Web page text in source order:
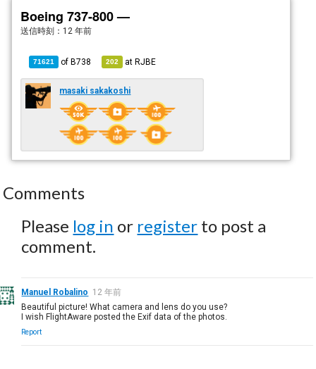
Boeing 737-800 —
送信時刻： 12 年前
71621 ofB738 202 atRJBE
masaki sakakoshi
Comments
Please log in or register to post a
comment.
Manuel Robalino 12 年前
Beautiful picture! What camera and lens do you use?
I wish FlightAware posted the Exif data of the photos.
Report